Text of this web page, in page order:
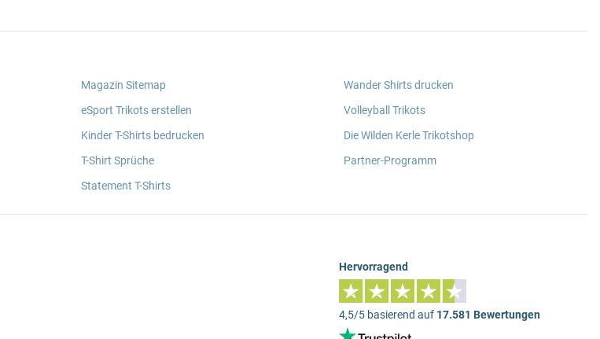
Magazin Sitemap
eSport Trikots erstellen
Kinder T-Shirts bedrucken
T-Shirt Sprüche
Statement T-Shirts
Wander Shirts drucken
Volleyball Trikots
Die Wilden Kerle Trikotshop
Partner-Programm
Hervorragend
4,5/5 basierend auf 17.581 Bewertungen